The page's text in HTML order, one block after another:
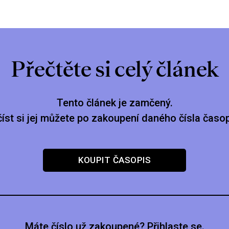
Přečtěte si celý článek
Tento článek je zamčený.
si jej můžete po zakoupení daného čísla
KOUPIT ČASOPIS
Máte číslo už zakoupené? Přihlaste se.